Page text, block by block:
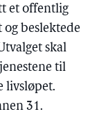
et offentlig
beslektede
skal
til
livsløpet.
31.